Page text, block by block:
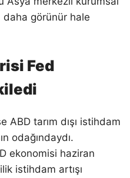
daha görünür hale
Fed
ABD tarım dışı istihdam
odağındaydı.
ekonomisi haziran
istihdam artışı